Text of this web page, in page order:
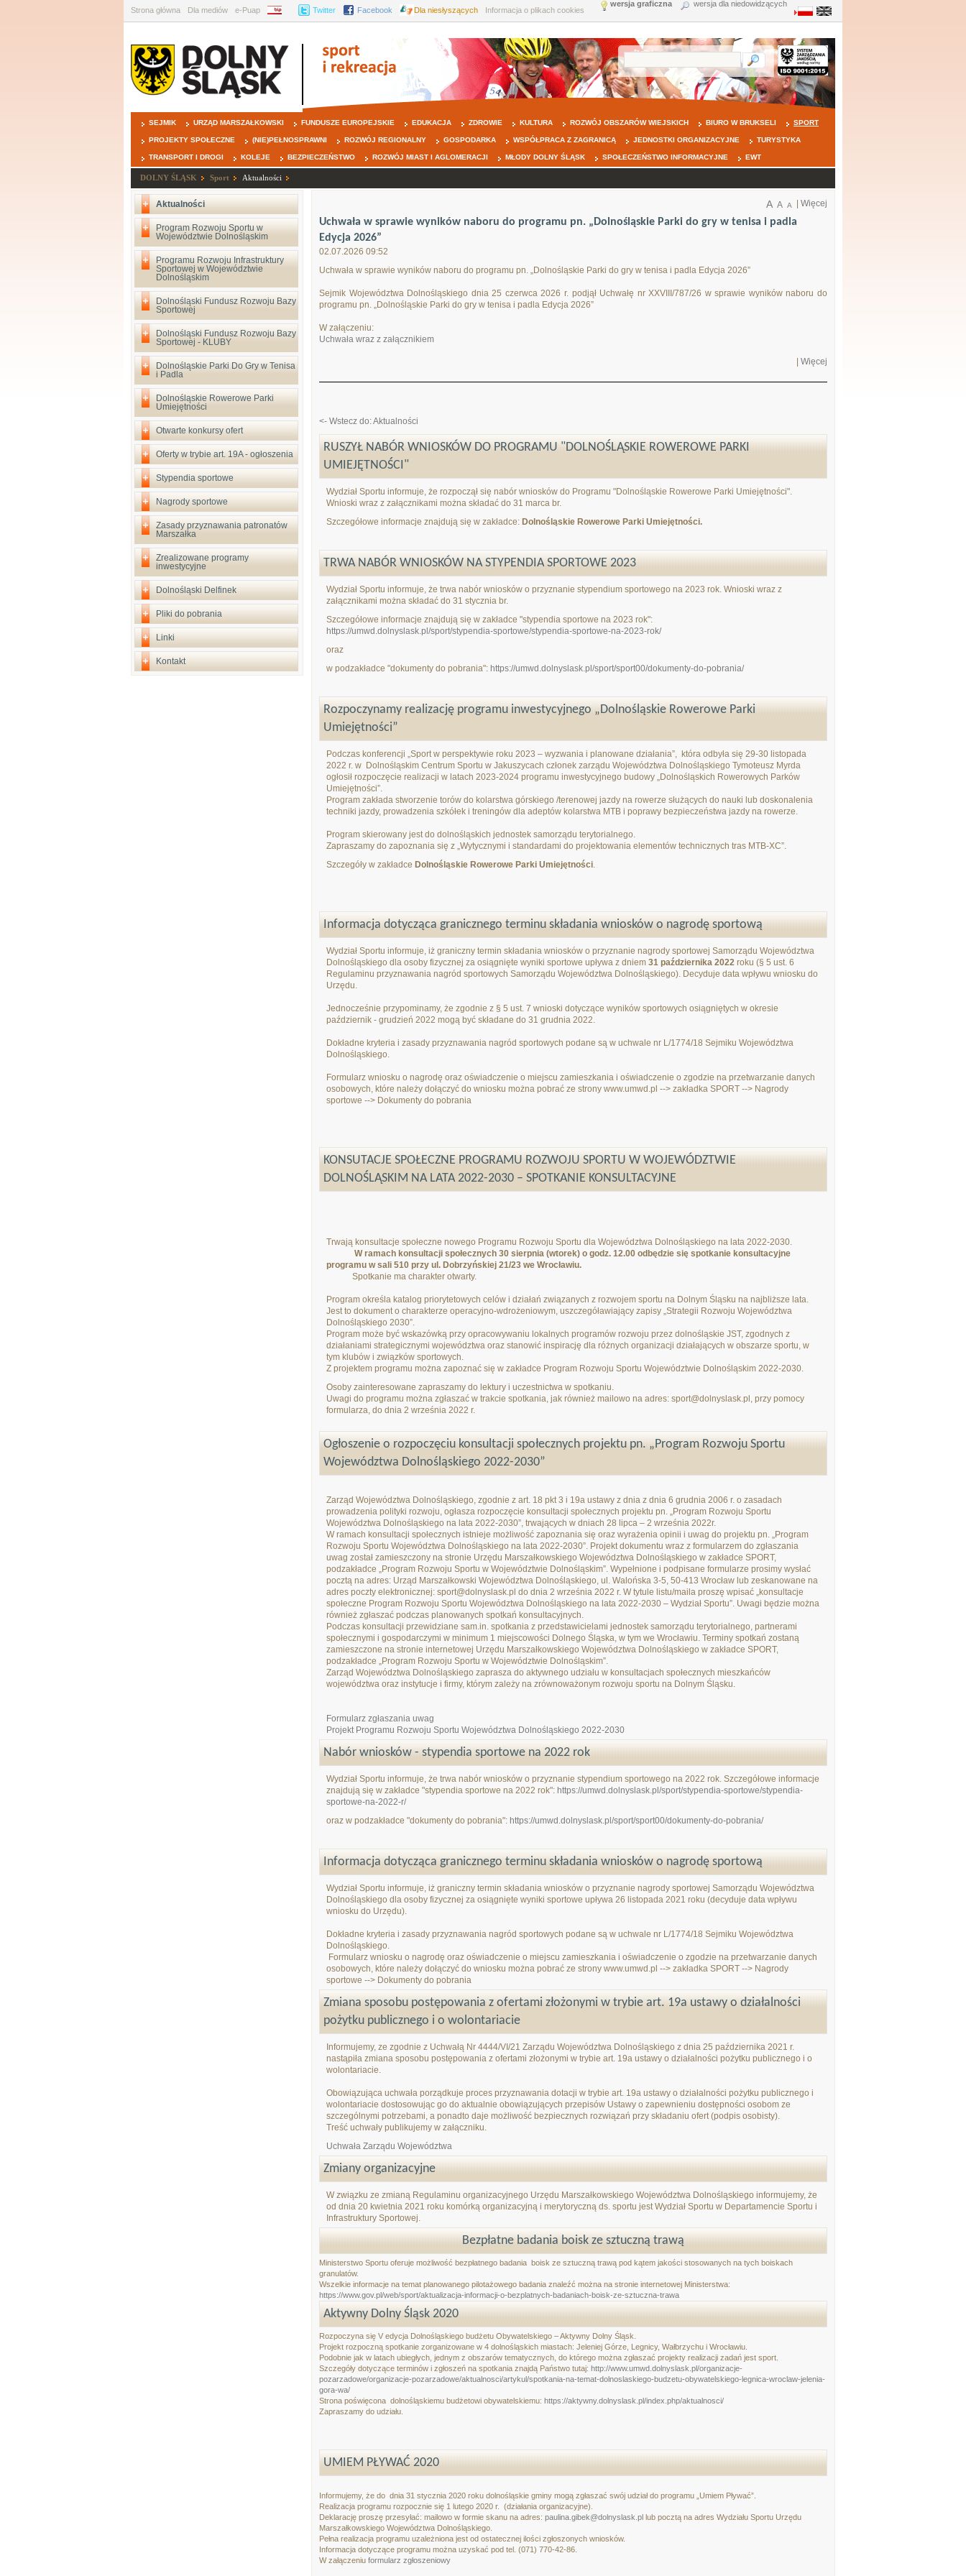
Strona główna Dla mediów e-Puap BIP Twitter Facebook Dla niesłyszących Informacja o plikach cookies
wersja graficzna wersja dla niedowidzących
SEJMIK URZĄD MARSZAŁKOWSKI FUNDUSZE EUROPEJSKIE EDUKACJA ZDROWIE KULTURA ROZWÓJ OBSZARÓW WIEJSKICH BIURO W BRUKSELI SPORT
PROJEKTY SPOŁECZNE (NIE)PEŁNOSPRAWNI ROZWÓJ REGIONALNY GOSPODARKA WSPÓŁPRACA Z ZAGRANICĄ JEDNOSTKI ORGANIZACYJNE TURYSTYKA
TRANSPORT I DROGI KOLEJE BEZPIECZEŃSTWO ROZWÓJ MIAST I AGLOMERACJI MŁODY DOLNY ŚLĄSK SPOŁECZEŃSTWO INFORMACYJNE EWT
DOLNY ŚLĄSK Sport Aktualności
Aktualności
Program Rozwoju Sportu w
Województwie Dolnośląskim
Programu Rozwoju Infrastruktury
Sportowej w Województwie
Dolnośląskim
Dolnośląski Fundusz Rozwoju Bazy
Sportowej
Dolnośląski Fundusz Rozwoju Bazy
Sportowej - KLUBY
Dolnośląskie Parki Do Gry w Tenisa
i Padla
Dolnośląskie Rowerowe Parki
Umiejętności
Otwarte konkursy ofert
Oferty w trybie art. 19A - ogłoszenia
Stypendia sportowe
Nagrody sportowe
Zasady przyznawania patronatów
Marszałka
Zrealizowane programy
inwestycyjne
Dolnośląski Delfinek
Pliki do pobrania
Linki
Kontakt
Więcej
A A A
Uchwała w sprawie wyników naboru do programu pn. „Dolnośląskie Parki do gry w tenisa i padla
Edycja 2026”
02.07.2026 09:52
Uchwała w sprawie wyników naboru do programu pn. „Dolnośląskie Parki do gry w tenisa i padla Edycja 2026”
Sejmik Województwa Dolnośląskiego dnia 25 czerwca 2026 r. podjął Uchwałę nr XXVIII/787/26 w sprawie wyników naboru do
programu pn. „Dolnośląskie Parki do gry w tenisa i padla Edycja 2026”
W załączeniu:
Uchwała wraz z załącznikiem
Więcej
<- Wstecz do: Aktualności
RUSZYŁ NABÓR WNIOSKÓW DO PROGRAMU "DOLNOŚLĄSKIE ROWEROWE PARKI
UMIEJĘTNOŚCI"
Wydział Sportu informuje, że rozpoczął się nabór wniosków do Programu "Dolnośląskie Rowerowe Parki Umiejętności".
Wnioski wraz z załącznikami można składać do 31 marca br.
Szczegółowe informacje znajdują się w zakładce: Dolnośląskie Rowerowe Parki Umiejętności.
TRWA NABÓR WNIOSKÓW NA STYPENDIA SPORTOWE 2023
Wydział Sportu informuje, że trwa nabór wniosków o przyznanie stypendium sportowego na 2023 rok. Wnioski wraz z
załącznikami można składać do 31 stycznia br.
Szczegółowe informacje znajdują się w zakładce "stypendia sportowe na 2023 rok":
https://umwd.dolnyslask.pl/sport/stypendia-sportowe/stypendia-sportowe-na-2023-rok/
oraz
w podzakładce "dokumenty do pobrania": https://umwd.dolnyslask.pl/sport/sport00/dokumenty-do-pobrania/
Rozpoczynamy realizację programu inwestycyjnego „Dolnośląskie Rowerowe Parki
Umiejętności”
Podczas konferencji „Sport w perspektywie roku 2023 – wyzwania i planowane działania”, która odbyła się 29-30 listopada
2022 r. w Dolnośląskim Centrum Sportu w Jakuszycach członek zarządu Województwa Dolnośląskiego Tymoteusz Myrda
ogłosił rozpoczęcie realizacji w latach 2023-2024 programu inwestycyjnego budowy „Dolnośląskich Rowerowych Parków
Umiejętności”.
Program zakłada stworzenie torów do kolarstwa górskiego /terenowej jazdy na rowerze służących do nauki lub doskonalenia
techniki jazdy, prowadzenia szkółek i treningów dla adeptów kolarstwa MTB i poprawy bezpieczeństwa jazdy na rowerze.
Program skierowany jest do dolnośląskich jednostek samorządu terytorialnego.
Zapraszamy do zapoznania się z „Wytycznymi i standardami do projektowania elementów technicznych tras MTB-XC”.
Szczegóły w zakładce Dolnośląskie Rowerowe Parki Umiejętności.
Informacja dotycząca granicznego terminu składania wniosków o nagrodę sportową
Wydział Sportu informuje, iż graniczny termin składania wniosków o przyznanie nagrody sportowej Samorządu Województwa
Dolnośląskiego dla osoby fizycznej za osiągnięte wyniki sportowe upływa z dniem 31 października 2022 roku (§ 5 ust. 6
Regulaminu przyznawania nagród sportowych Samorządu Województwa Dolnośląskiego). Decyduje data wpływu wniosku do
Urzędu.
Jednocześnie przypominamy, że zgodnie z § 5 ust. 7 wnioski dotyczące wyników sportowych osiągniętych w okresie
październik - grudzień 2022 mogą być składane do 31 grudnia 2022.
Dokładne kryteria i zasady przyznawania nagród sportowych podane są w uchwale nr L/1774/18 Sejmiku Województwa
Dolnośląskiego.
Formularz wniosku o nagrodę oraz oświadczenie o miejscu zamieszkania i oświadczenie o zgodzie na przetwarzanie danych
osobowych, które należy dołączyć do wniosku można pobrać ze strony www.umwd.pl --> zakładka SPORT --> Nagrody
sportowe --> Dokumenty do pobrania
KONSUTACJE SPOŁECZNE PROGRAMU ROZWOJU SPORTU W WOJEWÓDZTWIE
DOLNOŚLĄSKIM NA LATA 2022-2030 – SPOTKANIE KONSULTACYJNE
Trwają konsultacje społeczne nowego Programu Rozwoju Sportu dla Województwa Dolnośląskiego na lata 2022-2030.
W ramach konsultacji społecznych 30 sierpnia (wtorek) o godz. 12.00 odbędzie się spotkanie konsultacyjne
programu w sali 510 przy ul. Dobrzyńskiej 21/23 we Wrocławiu.
Spotkanie ma charakter otwarty.
Program określa katalog priorytetowych celów i działań związanych z rozwojem sportu na Dolnym Śląsku na najbliższe lata.
Jest to dokument o charakterze operacyjno-wdrożeniowym, uszczegóławiający zapisy „Strategii Rozwoju Województwa
Dolnośląskiego 2030”.
Program może być wskazówką przy opracowywaniu lokalnych programów rozwoju przez dolnośląskie JST, zgodnych z
działaniami strategicznymi województwa oraz stanowić inspirację dla różnych organizacji działających w obszarze sportu, w
tym klubów i związków sportowych.
Z projektem programu można zapoznać się w zakładce Program Rozwoju Sportu Województwie Dolnośląskim 2022-2030.
Osoby zainteresowane zapraszamy do lektury i uczestnictwa w spotkaniu.
Uwagi do programu można zgłaszać w trakcie spotkania, jak również mailowo na adres: sport@dolnyslask.pl, przy pomocy
formularza, do dnia 2 września 2022 r.
Ogłoszenie o rozpoczęciu konsultacji społecznych projektu pn. „Program Rozwoju Sportu
Województwa Dolnośląskiego 2022-2030”
Zarząd Województwa Dolnośląskiego, zgodnie z art. 18 pkt 3 i 19a ustawy z dnia z dnia 6 grudnia 2006 r. o zasadach
prowadzenia polityki rozwoju, ogłasza rozpoczęcie konsultacji społecznych projektu pn. „Program Rozwoju Sportu
Województwa Dolnośląskiego na lata 2022-2030”, trwających w dniach 28 lipca – 2 września 2022r.
W ramach konsultacji społecznych istnieje możliwość zapoznania się oraz wyrażenia opinii i uwag do projektu pn. „Program
Rozwoju Sportu Województwa Dolnośląskiego na lata 2022-2030”. Projekt dokumentu wraz z formularzem do zgłaszania
uwag został zamieszczony na stronie Urzędu Marszałkowskiego Województwa Dolnośląskiego w zakładce SPORT,
podzakładce „Program Rozwoju Sportu w Województwie Dolnośląskim”. Wypełnione i podpisane formularze prosimy wysłać
pocztą na adres: Urząd Marszałkowski Województwa Dolnośląskiego, ul. Walońska 3-5, 50-413 Wrocław lub zeskanowane na
adres poczty elektronicznej: sport@dolnyslask.pl do dnia 2 września 2022 r. W tytule listu/maila proszę wpisać „konsultacje
społeczne Program Rozwoju Sportu Województwa Dolnośląskiego na lata 2022-2030 – Wydział Sportu”. Uwagi będzie można
również zgłaszać podczas planowanych spotkań konsultacyjnych.
Podczas konsultacji przewidziane sam.in. spotkania z przedstawicielami jednostek samorządu terytorialnego, partnerami
społecznymi i gospodarczymi w minimum 1 miejscowości Dolnego Śląska, w tym we Wrocławiu. Terminy spotkań zostaną
zamieszczone na stronie internetowej Urzędu Marszałkowskiego Województwa Dolnośląskiego w zakładce SPORT,
podzakładce „Program Rozwoju Sportu w Województwie Dolnośląskim”.
Zarząd Województwa Dolnośląskiego zaprasza do aktywnego udziału w konsultacjach społecznych mieszkańców
województwa oraz instytucje i firmy, którym zależy na zrównoważonym rozwoju sportu na Dolnym Śląsku.
Formularz zgłaszania uwag
Projekt Programu Rozwoju Sportu Województwa Dolnośląskiego 2022-2030
Nabór wniosków - stypendia sportowe na 2022 rok
Wydział Sportu informuje, że trwa nabór wniosków o przyznanie stypendium sportowego na 2022 rok. Szczegółowe informacje
znajdują się w zakładce "stypendia sportowe na 2022 rok": https://umwd.dolnyslask.pl/sport/stypendia-sportowe/stypendia-
sportowe-na-2022-r/
oraz w podzakładce "dokumenty do pobrania": https://umwd.dolnyslask.pl/sport/sport00/dokumenty-do-pobrania/
Informacja dotycząca granicznego terminu składania wniosków o nagrodę sportową
Wydział Sportu informuje, iż graniczny termin składania wniosków o przyznanie nagrody sportowej Samorządu Województwa
Dolnośląskiego dla osoby fizycznej za osiągnięte wyniki sportowe upływa 26 listopada 2021 roku (decyduje data wpływu
wniosku do Urzędu).
Dokładne kryteria i zasady przyznawania nagród sportowych podane są w uchwale nr L/1774/18 Sejmiku Województwa
Dolnośląskiego.
Formularz wniosku o nagrodę oraz oświadczenie o miejscu zamieszkania i oświadczenie o zgodzie na przetwarzanie danych
osobowych, które należy dołączyć do wniosku można pobrać ze strony www.umwd.pl --> zakładka SPORT --> Nagrody
sportowe --> Dokumenty do pobrania
Zmiana sposobu postępowania z ofertami złożonymi w trybie art. 19a ustawy o działalności
pożytku publicznego i o wolontariacie
Informujemy, ze zgodnie z Uchwałą Nr 4444/VI/21 Zarządu Województwa Dolnośląskiego z dnia 25 października 2021 r.
nastąpiła zmiana sposobu postępowania z ofertami złożonymi w trybie art. 19a ustawy o działalności pożytku publicznego i o
wolontariacie.
Obowiązująca uchwała porządkuje proces przyznawania dotacji w trybie art. 19a ustawy o działalności pożytku publicznego i
wolontariacie dostosowując go do aktualnie obowiązujących przepisów Ustawy o zapewnieniu dostępności osobom ze
szczególnymi potrzebami, a ponadto daje możliwość bezpiecznych rozwiązań przy składaniu ofert (podpis osobisty).
Treść uchwały publikujemy w załączniku.
Uchwała Zarządu Województwa
Zmiany organizacyjne
W związku ze zmianą Regulaminu organizacyjnego Urzędu Marszałkowskiego Województwa Dolnośląskiego informujemy, że
od dnia 20 kwietnia 2021 roku komórką organizacyjną i merytoryczną ds. sportu jest Wydział Sportu w Departamencie Sportu i
Infrastruktury Sportowej.
Bezpłatne badania boisk ze sztuczną trawą
Ministerstwo Sportu oferuje możliwość bezpłatnego badania boisk ze sztuczną trawą pod kątem jakości stosowanych na tych boiskach
granulatów.
Wszelkie informacje na temat planowanego pilotażowego badania znaleźć można na stronie internetowej Ministerstwa:
https://www.gov.pl/web/sport/aktualizacja-informacji-o-bezplatnych-badaniach-boisk-ze-sztuczna-trawa
Aktywny Dolny Śląsk 2020
Rozpoczyna się V edycja Dolnośląskiego budżetu Obywatelskiego – Aktywny Dolny Śląsk.
Projekt rozpoczną spotkanie zorganizowane w 4 dolnośląskich miastach: Jeleniej Górze, Legnicy, Wałbrzychu i Wrocławiu.
Podobnie jak w latach ubiegłych, jednym z obszarów tematycznych, do którego można zgłaszać projekty realizacji zadań jest sport.
Szczegóły dotyczące terminów i zgłoszeń na spotkania znajdą Państwo tutaj: http://www.umwd.dolnyslask.pl/organizacje-
pozarzadowe/organizacje-pozarzadowe/aktualnosci/artykul/spotkania-na-temat-dolnoslaskiego-budzetu-obywatelskiego-legnica-wroclaw-jelenia-
gora-wa/
Strona poświęcona dolnośląskiemu budżetowi obywatelskiemu: https://aktywny.dolnyslask.pl/index.php/aktualnosci/
Zapraszamy do udziału.
UMIEM PŁYWAĆ 2020
Informujemy, że do dnia 31 stycznia 2020 roku dolnośląskie gminy mogą zgłaszać swój udział do programu „Umiem Pływać”.
Realizacja programu rozpocznie się 1 lutego 2020 r. (działania organizacyjne).
Deklarację proszę przesyłać: mailowo w formie skanu na adres: paulina.gibek@dolnyslask.pl lub pocztą na adres Wydziału Sportu Urzędu
Marszałkowskiego Województwa Dolnośląskiego.
Pełna realizacja programu uzależniona jest od ostatecznej ilości zgłoszonych wniosków.
Informacja dotyczące programu można uzyskać pod tel. (071) 770-42-86.
W załączeniu formularz zgłoszeniowy